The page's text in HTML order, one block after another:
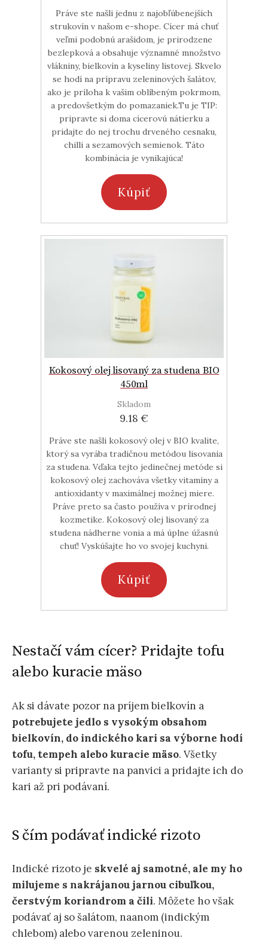
Práve ste našli jednu z najobľúbenejších
strukovín v našom e-shope. Cícer má chuť
veľmi podobnú arašidom, je prirodzene
bezlepková a obsahuje významné množstvo
vlákniny, bielkovín a kyseliny listovej. Skvelo
se hodí na prípravu zeleninových šalátov,
ako je príloha k vašim oblíbeným pokrmom,
a predovšetkým do pomazaniek.Tu je TIP:
pripravte si doma cícerovú nátierku a
pridajte do nej trochu drveného cesnaku,
chilli a sezamových semienok. Táto
kombinácia je vynikajúca!
Kúpiť
Kokosový olej lisovaný za studena BIO
450ml
Skladom
9.18 €
Práve ste našli kokosový olej v BIO kvalite,
ktorý sa vyrába tradičnou metódou lisovania
za studena. Vďaka tejto jedinečnej metóde si
kokosový olej zachováva všetky vitamíny a
antioxidanty v maximálnej možnej miere.
Práve preto sa často používa v prírodnej
kozmetike. Kokosový olej lisovaný za
studena nádherne vonia a má úplne úžasnú
chuť! Vyskúšajte ho vo svojej kuchyni.
Kúpiť
Nestačí vám cícer? Pridajte tofu
alebo kuracie mäso
Ak si dávate pozor na príjem bielkovín a
potrebujete jedlo s vysokým obsahom
bielkovín, do indického kari sa výborne hodí
tofu, tempeh alebo kuracie mäso. Všetky
varianty si pripravte na panvici a pridajte ich do
kari až pri podávaní.
S čím podávať indické rizoto
Indické rizoto je skvelé aj samotné, ale my ho
milujeme s nakrájanou jarnou cibuľkou,
čerstvým koriandrom a čili. Môžete ho však
podávať aj so šalátom, naanom (indickým
chlebom) alebo varenou zeleninou.